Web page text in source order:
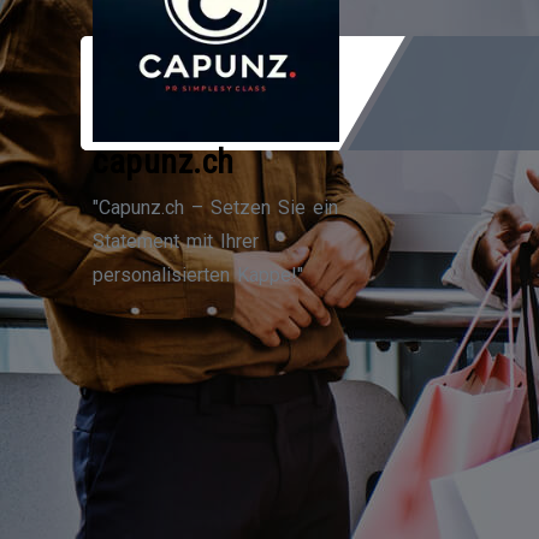
Zum
Inhalt
capunz.ch
"Capunz.ch – Setzen Sie ein
Statement mit Ihrer
personalisierten Kappe!"